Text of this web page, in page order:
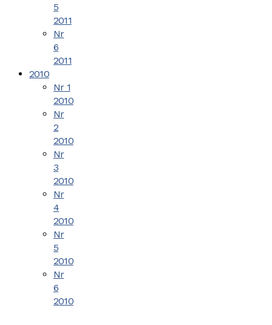
5
2011
Nr
6
2011
2010
Nr 1
2010
Nr
2
2010
Nr
3
2010
Nr
4
2010
Nr
5
2010
Nr
6
2010